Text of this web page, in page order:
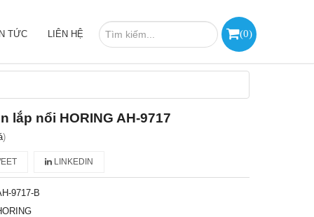
(0)
TỨC LIÊN HỆ
lắp nổi HORING AH-9717
)
LINKEDIN
9717-B